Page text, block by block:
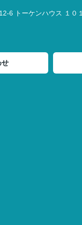
6 トーケンハウス １０１
せ